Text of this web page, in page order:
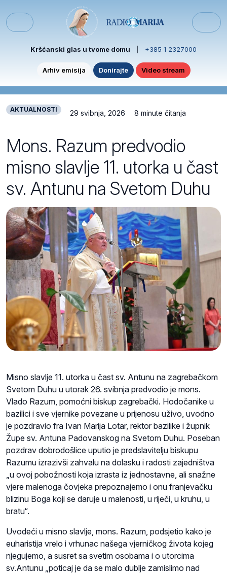
Menu
Kršćanski glas u tvome domu +385 1 2327000
Arhiv emisija Donirajte Video stream
AKTUALNOSTI 29 svibnja, 2026 8 minute čitanja
Mons. Razum predvodio
misno slavlje 11. utorka u čast
sv. Antunu na Svetom Duhu
Misno slavlje 11. utorka u čast sv. Antunu na zagrebačkom
Svetom Duhu u utorak 26. svibnja predvodio je mons.
Vlado Razum, pomoćni biskup zagrebački. Hodočanike u
bazilici i sve vjernike povezane u prijenosu uživo, uvodno
je pozdravio fra Ivan Marija Lotar, rektor bazilike i župnik
Župe sv. Antuna Padovanskog na Svetom Duhu. Poseban
pozdrav dobrodošlice uputio je predslavitelju biskupu
Razumu izrazivši zahvalu na dolasku i radosti zajedništva
„u ovoj pobožnosti koja izrasta iz jednostavne, ali snažne
vjere malenoga čovjeka prepoznajemo i onu franjevačku
blizinu Boga koji se daruje u malenosti, u riječi, u kruhu, u
bratu“.
Uvodeći u misno slavlje, mons. Razum, podsjetio kako je
euharistija vrelo i vrhunac našega vjerničkog života kojeg
njegujemo, a susret sa svetim osobama i o utorcima
sv.Antunu „poticaj je da se malo dublje zamislimo nad